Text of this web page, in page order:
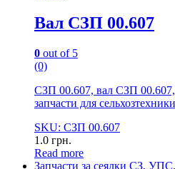
Вал СЗП 00.607
0 out of 5
(0)
СЗП 00.607, вал СЗП 00.607,
запчасти для сельхозтехники
SKU: СЗП 00.607
1.0 грн.
Read more
Запчасти за сеялки СЗ,